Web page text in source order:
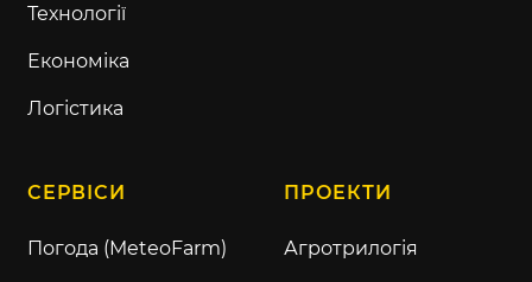
Технології
Економіка
Логістика
СЕРВІСИ
Погода (MeteoFarm)
ПРОЕКТИ
Агротрилогія